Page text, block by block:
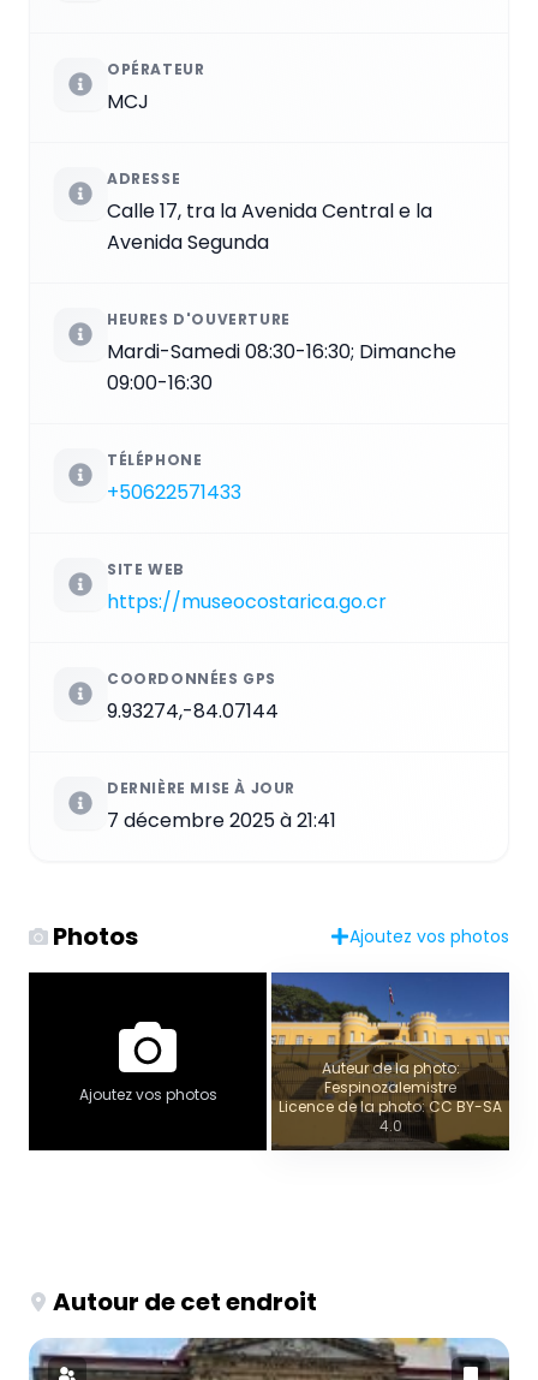
OPÉRATEUR
MCJ
ADRESSE
Calle 17, tra la Avenida Central e la
Avenida Segunda
HEURES D'OUVERTURE
Mardi-Samedi 08:30-16:30; Dimanche
09:00-16:30
TÉLÉPHONE
+50622571433
SITE WEB
https://museocostarica.go.cr
COORDONNÉES GPS
9.93274,-84.07144
DERNIÈRE MISE À JOUR
7 décembre 2025 à 21:41
Photos Ajoutez vos photos
Ajoutez vos photos
Auteur de la photo:
Fespinozalemistre
Licence de la photo: CC BY-SA
4.0
Autour de cet endroit